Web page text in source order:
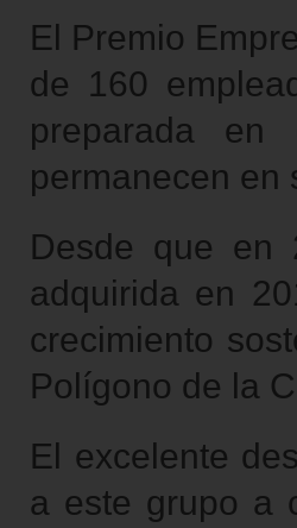
El Premio
de 160
preparada en
permanecen en
Desde que en
adquirida en
crecimiento
Polígono de la
El excelente
a este grupo a